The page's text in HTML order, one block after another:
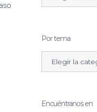
Por tema
Encuéntranos en